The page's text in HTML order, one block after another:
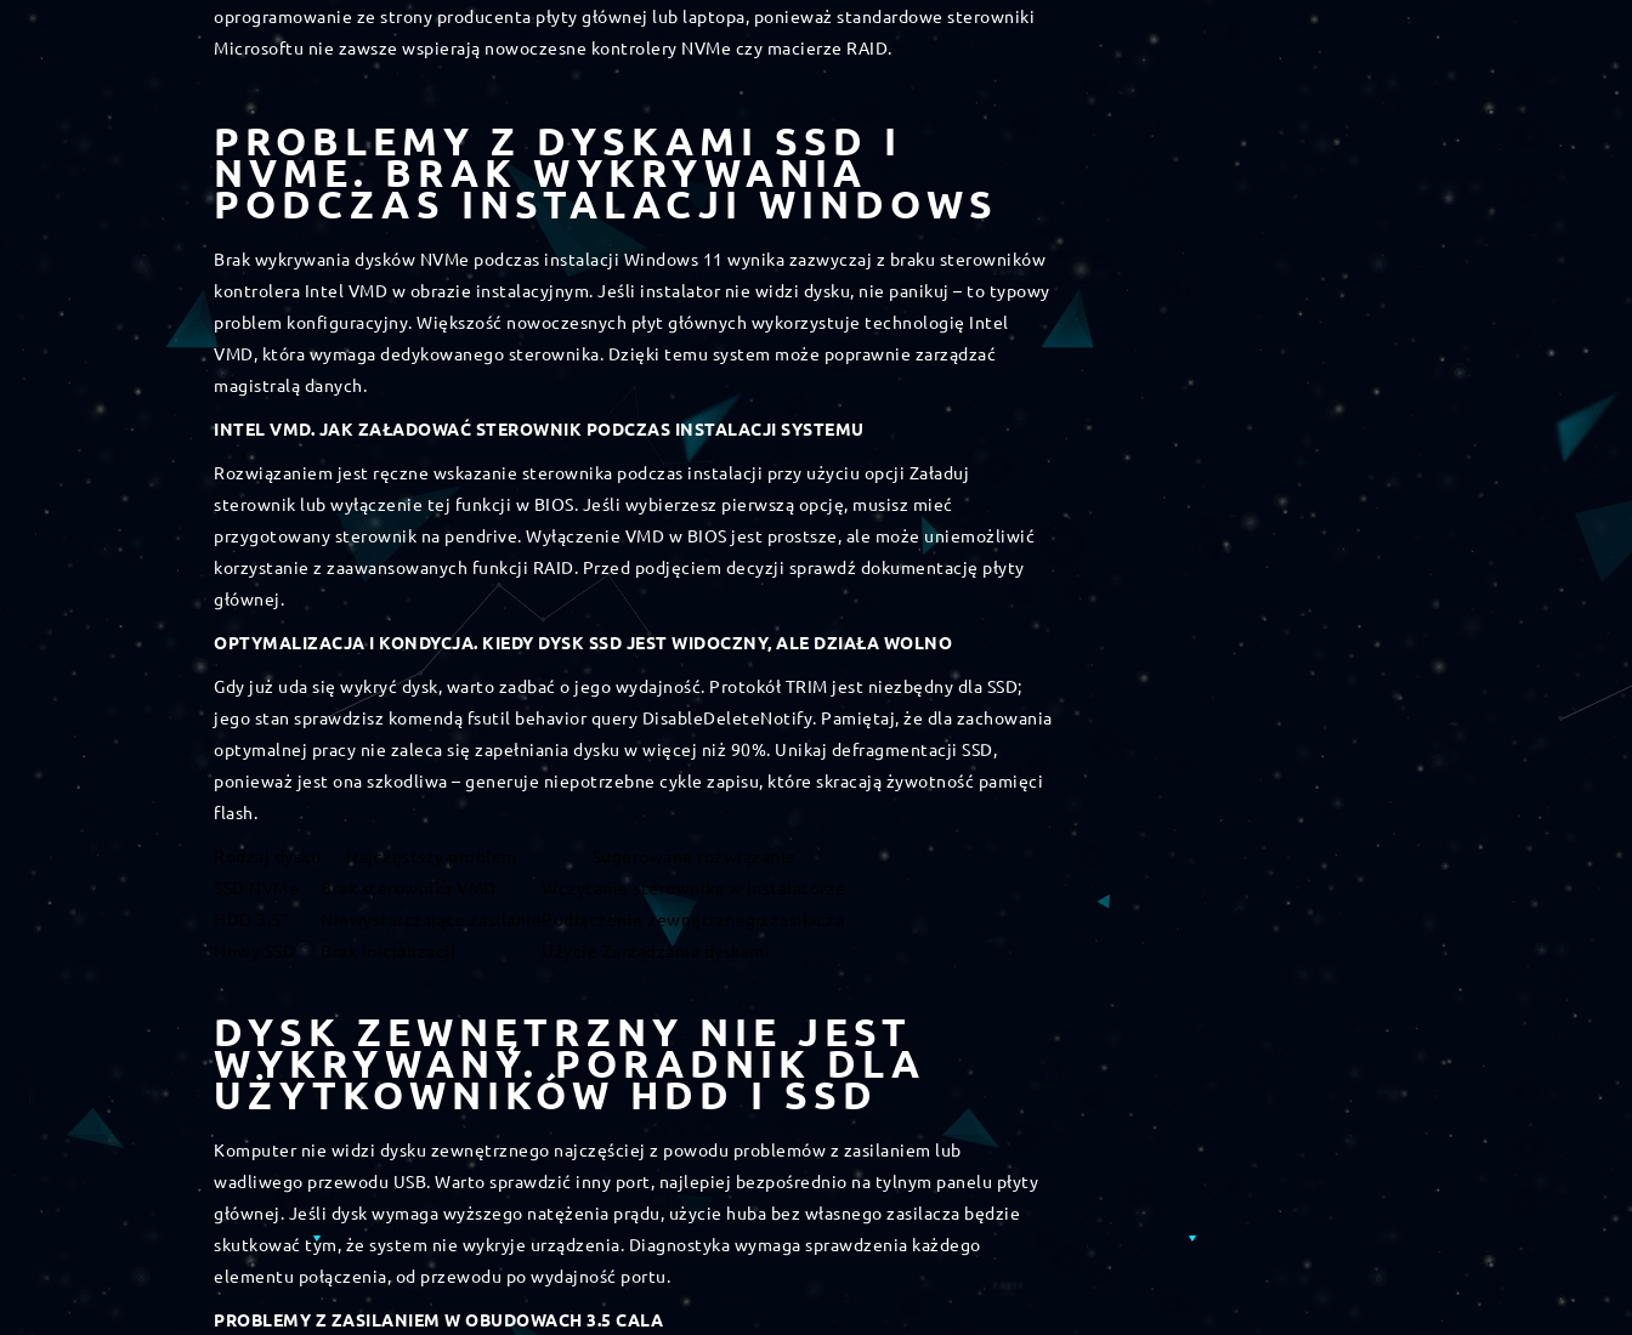
oprogramowanie ze strony producenta płyty głównej lub laptopa, ponieważ standardowe sterowniki
Microsoftu nie zawsze wspierają nowoczesne kontrolery NVMe czy macierze RAID.
PROBLEMY Z DYSKAMI SSD I
NVME. BRAK WYKRYWANIA
PODCZAS INSTALACJI WINDOWS
Brak wykrywania dysków NVMe podczas instalacji Windows 11 wynika zazwyczaj z braku sterowników
kontrolera Intel VMD w obrazie instalacyjnym. Jeśli instalator nie widzi dysku, nie panikuj – to typowy
problem konfiguracyjny. Większość nowoczesnych płyt głównych wykorzystuje technologię Intel
VMD, która wymaga dedykowanego sterownika. Dzięki temu system może poprawnie zarządzać
magistralą danych.
INTEL VMD. JAK ZAŁADOWAĆ STEROWNIK PODCZAS INSTALACJI SYSTEMU
Rozwiązaniem jest ręczne wskazanie sterownika podczas instalacji przy użyciu opcji Załaduj
sterownik lub wyłączenie tej funkcji w BIOS. Jeśli wybierzesz pierwszą opcję, musisz mieć
przygotowany sterownik na pendrive. Wyłączenie VMD w BIOS jest prostsze, ale może uniemożliwić
korzystanie z zaawansowanych funkcji RAID. Przed podjęciem decyzji sprawdź dokumentację płyty
głównej.
OPTYMALIZACJA I KONDYCJA. KIEDY DYSK SSD JEST WIDOCZNY, ALE DZIAŁA WOLNO
Gdy już uda się wykryć dysk, warto zadbać o jego wydajność. Protokół TRIM jest niezbędny dla SSD;
jego stan sprawdzisz komendą fsutil behavior query DisableDeleteNotify. Pamiętaj, że dla zachowania
optymalnej pracy nie zaleca się zapełniania dysku w więcej niż 90%. Unikaj defragmentacji SSD,
ponieważ jest ona szkodliwa – generuje niepotrzebne cykle zapisu, które skracają żywotność pamięci
flash.
Rodzaj dysku Najczęstszy problem
Sugerowane rozwiązanie
Brak sterownika VMD
Wczytanie sterownika w instalatorze
Podłączenie zewnętrznego zasilacza
Brak inicjalizacji Użycie Zarządzania dyskami
DYSK ZEWNĘTRZNY NIE JEST
WYKRYWANY. PORADNIK DLA
UŻYTKOWNIKÓW HDD I SSD
Komputer nie widzi dysku zewnętrznego najczęściej z powodu problemów z zasilaniem lub
wadliwego przewodu USB. Warto sprawdzić inny port, najlepiej bezpośrednio na tylnym panelu płyty
głównej. Jeśli dysk wymaga wyższego natężenia prądu, użycie huba bez własnego zasilacza będzie
skutkować tym, że system nie wykryje urządzenia. Diagnostyka wymaga sprawdzenia każdego
elementu połączenia, od przewodu po wydajność portu.
PROBLEMY Z ZASILANIEM W OBUDOWACH 3.5 CALA